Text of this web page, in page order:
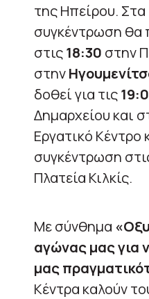
της Ηπείρου. Στα
συγκέντρωση θα
στις18:30 στην
στην
δοθεί για τις
Δημαρχείου και
Εργατικό Κέντρο
συγκέντρωση
Πλατεία Κιλκίς.
Με σύνθημα
αγώνας μας για
μας
Κέντρα καλούν